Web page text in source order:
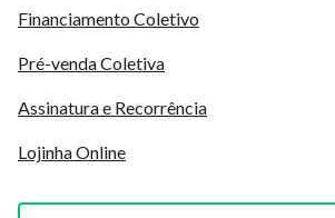
Financiamento Coletivo
Pré-venda Coletiva
Assinatura e Recorrência
Lojinha Online